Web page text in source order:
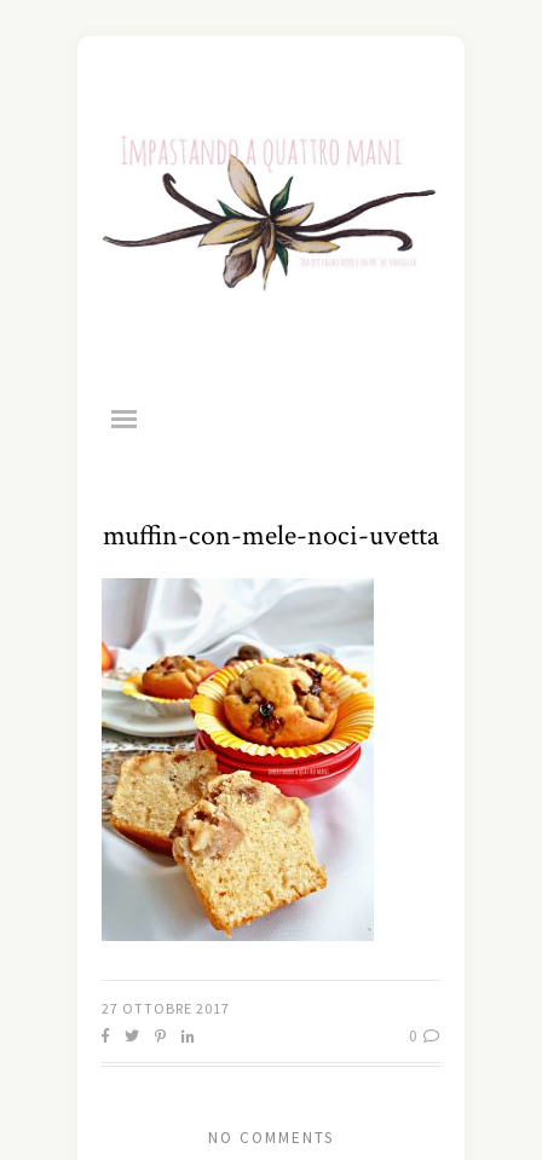
muffin-con-mele-noci-uvetta
27 OTTOBRE 2017
0
NO COMMENTS